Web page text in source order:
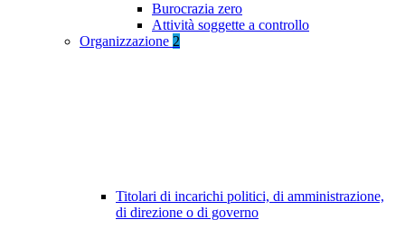
Burocrazia zero
Attività soggette a controllo
Organizzazione 2
Titolari di incarichi politici, di amministrazione,
di direzione o di governo